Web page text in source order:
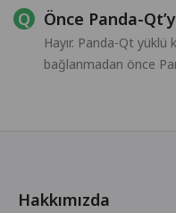
Önce Panda-
Hayır. Panda-Qt
bağlanmadan önce
Hakkımızda